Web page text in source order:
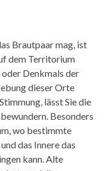
Brautpaar mag, ist
dem Territorium
Denkmals der
dieser Orte
lässt Sie die
Besonders
wo bestimmte
das Innere das
kann. Alte